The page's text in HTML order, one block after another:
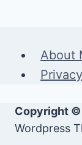
About
Copyright ©
Wordpress